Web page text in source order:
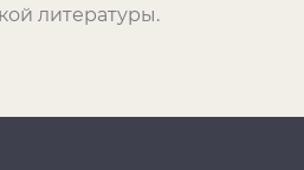
литературы.